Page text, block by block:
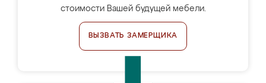
стоимости Вашей будущей мебели.
ВЫЗВАТЬ ЗАМЕРЩИКА